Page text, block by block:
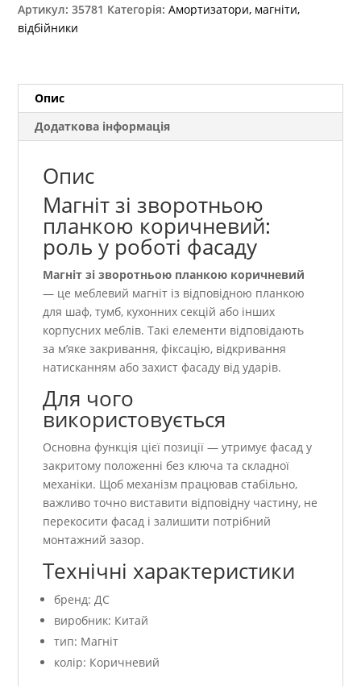
кількість
Артикул:35781 Категорія:Амортизатори, магніти,
відбійники
Опис
Додаткова інформація
Опис
Магніт зі зворотньою
планкою коричневий:
роль у роботі фасаду
Магніт зі зворотньою планкою коричневий
— це меблевий магніт із відповідною планкою
для шаф, тумб, кухонних секцій або інших
корпусних меблів. Такі елементи відповідають
за м’яке закривання, фіксацію, відкривання
натисканням або захист фасаду від ударів.
Для чого
використовується
Основна функція цієї позиції — утримує фасад у
закритому положенні без ключа та складної
механіки. Щоб механізм працював стабільно,
важливо точно виставити відповідну частину, не
перекосити фасад і залишити потрібний
монтажний зазор.
Технічні характеристики
бренд: ДС
виробник: Китай
тип: Магніт
колір: Коричневий